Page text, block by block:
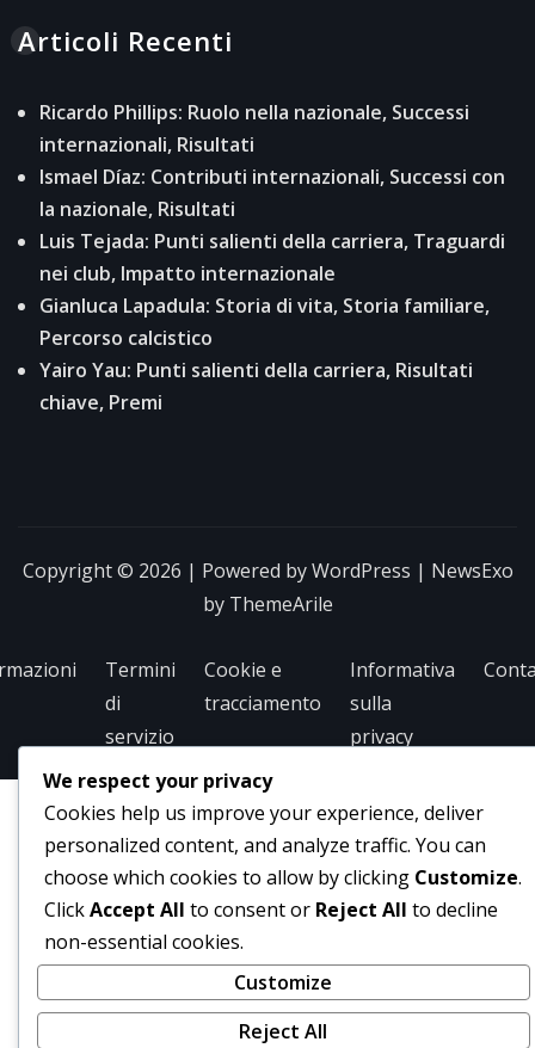
Articoli Recenti
Ricardo Phillips: Ruolo nella nazionale, Successi
internazionali, Risultati
Ismael Díaz: Contributi internazionali, Successi con
la nazionale, Risultati
Luis Tejada: Punti salienti della carriera, Traguardi
nei club, Impatto internazionale
Gianluca Lapadula: Storia di vita, Storia familiare,
Percorso calcistico
Yairo Yau: Punti salienti della carriera, Risultati
chiave, Premi
Copyright © 2026 | Powered byWordPress | NewsExo
by ThemeArile
Termini
di
servizio
Cookie e
tracciamento
Informativa
sulla
privacy
We respect your privacy
Cookies help us improve your experience, deliver
personalized content, and analyze traffic. You can
choose which cookies to allow by clicking Customize.
ClickAccept All to consent or Reject All to decline
non-essential cookies.
Customize
Reject All